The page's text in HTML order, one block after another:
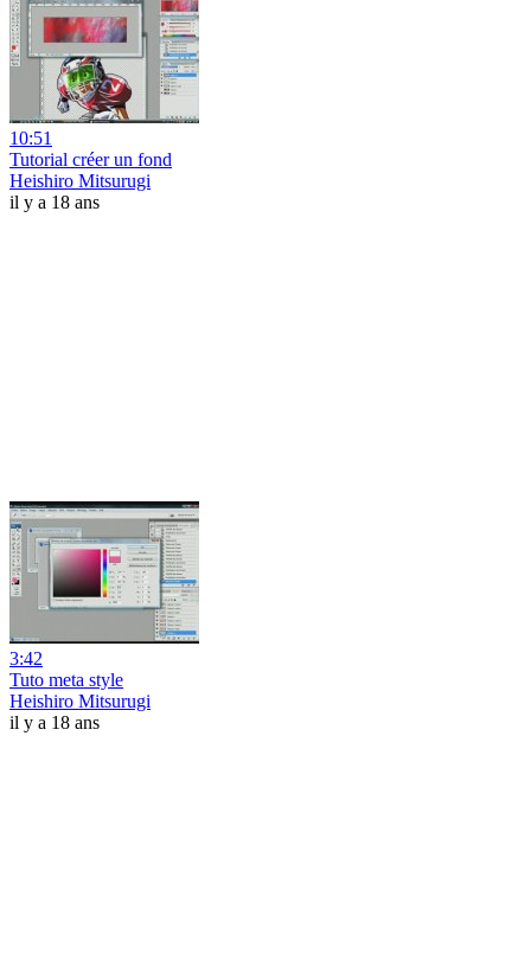
10:51
Tutorial créer un fond
Heishiro Mitsurugi
il y a 18 ans
3:42
Tuto meta style
Heishiro Mitsurugi
il y a 18 ans